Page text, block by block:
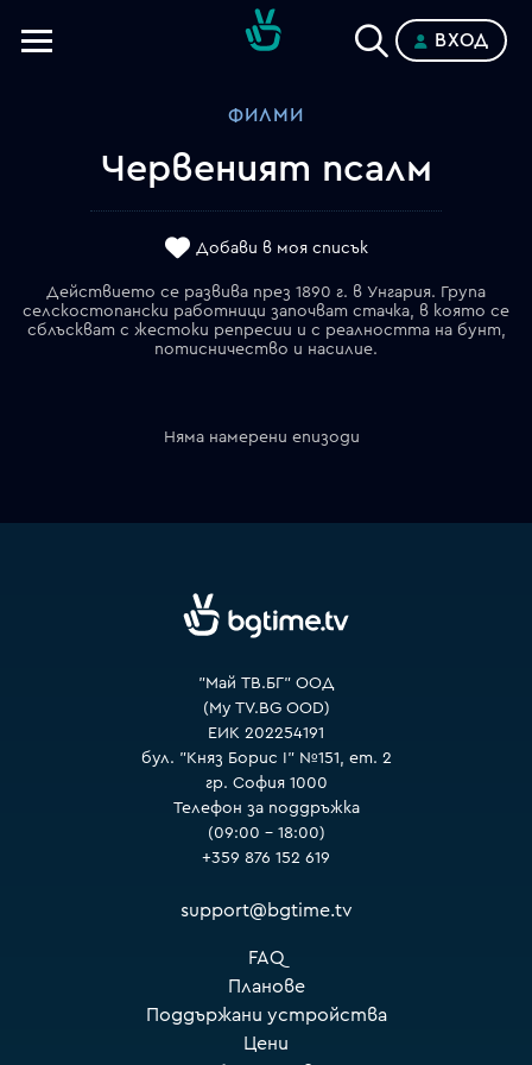
ВХОД
ФИЛМИ
Чeрвеният псалм
Добави в моя списък
Действието се развива през 1890 г. в Унгария. Група
селскостопански работници започват стачка, в която се
сблъскват с жестоки репресии и с реалността на бунт,
потисничество и насилие.
Няма намерени епизоди
"Май ТВ.БГ" ООД
(My TV.BG OOD)
ЕИК 202254191
бул. "Княз Борис I" №151, ет. 2
гр. София 1000
Телефон за поддръжка
(09:00 – 18:00)
+359 876 152 619
support@bgtime.tv
FAQ
Планове
Поддържани устройства
Цени